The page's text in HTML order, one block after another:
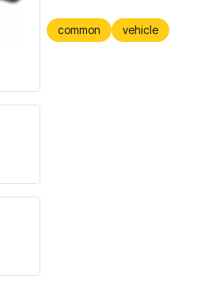
common vehicle